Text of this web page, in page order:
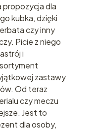
dla
kubka, dzięki
czy inny
Picie z niego
i
zastawy
Od teraz
czy meczu
Jest to
dla osoby,